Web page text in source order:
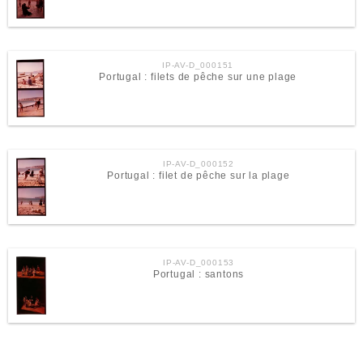
IP-AV-D_000151
Portugal : filets de pêche sur une plage
IP-AV-D_000152
Portugal : filet de pêche sur la plage
IP-AV-D_000153
Portugal : santons